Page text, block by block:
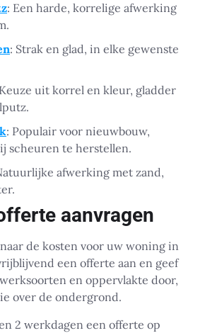
: Een harde, korrelige afwerking
: Strak en glad, in elke gewenste
uit korrel en kleur, gladder
: Populair voor nieuwbouw,
scheuren te herstellen.
afwerking met zand,
aanvragen
de kosten voor uw woning in
een offerte aan en geef
en oppervlakte door,
over de ondergrond.
2 werkdagen een offerte op